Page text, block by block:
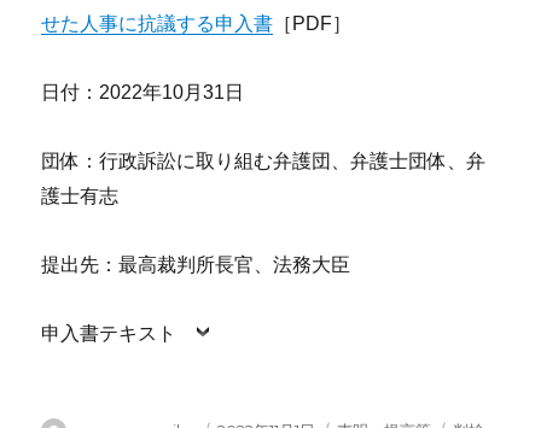
せた人事に抗議する申入書 ［PDF］
日付：2022年10月31日
団体：行政訴訟に取り組む弁護団、弁護士団体、弁
護士有志
提出先：最高裁判所長官、法務大臣
申入書テキスト